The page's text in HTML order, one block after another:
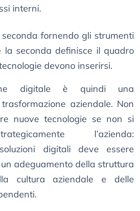
interni.
fornendo gli strumenti
la seconda definisce il quadro
devono inserirsi.
digitale è quindi una
aziendale. Non
nuove tecnologie se non si
l’azienda:
digitali deve essere
adeguamento della struttura
cultura aziendale e delle